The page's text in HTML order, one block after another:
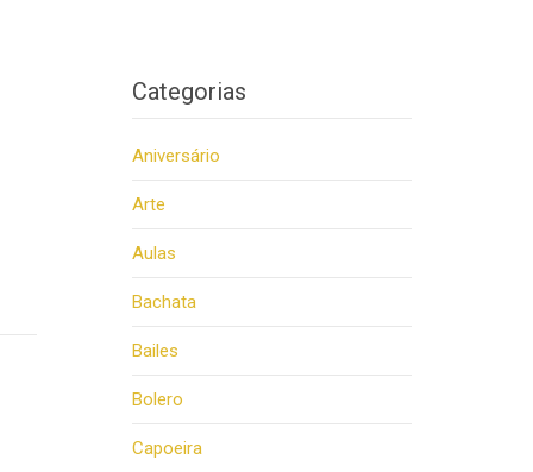
Categorias
Aniversário
Arte
Aulas
Bachata
Bailes
Bolero
Capoeira